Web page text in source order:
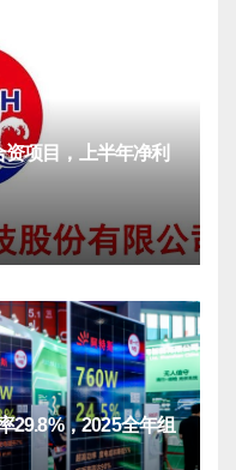
项目，上半年净利
29.8%，2025全年组